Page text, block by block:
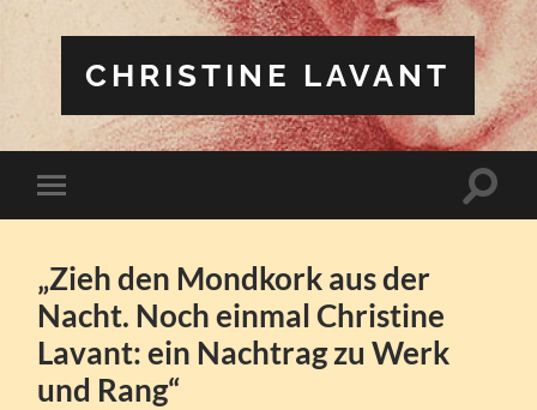
CHRISTINE LAVANT
Mobile-
Menü
„Zieh den Mondkork aus der
Nacht. Noch einmal Christine
Lavant: ein Nachtrag zu Werk
und Rang“